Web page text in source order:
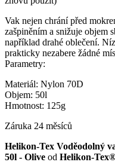
Vak nejen chrání před
zašpiněním a snižuje objem
například drahé oblečení.
prakticky nezabere žádné
Parametry:
Materiál: Nylon 70D
Objem: 50l
Hmotnost: 125g
Záruka 24 měsíců
Helikon-Tex Voděodolný
50l - Olive od Helikon-